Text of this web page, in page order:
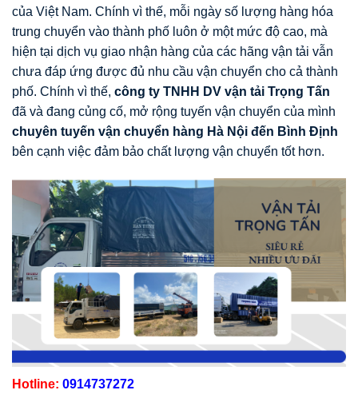
của Việt Nam. Chính vì thế, mỗi ngày số lượng hàng hóa
trung chuyển vào thành phố luôn ở một mức độ cao, mà
hiện tại dịch vụ giao nhận hàng của các hãng vận tải vẫn
chưa đáp ứng được đủ nhu cầu vận chuyển cho cả thành
phố. Chính vì thế, công ty TNHH DV vận tải Trọng Tấn
đã và đang củng cố, mở rộng tuyến vận chuyển của mình
chuyên tuyến vận chuyển hàng Hà Nội đến Bình Định
bên cạnh việc đảm bảo chất lượng vận chuyển tốt hơn.
Hotline: 0914737272